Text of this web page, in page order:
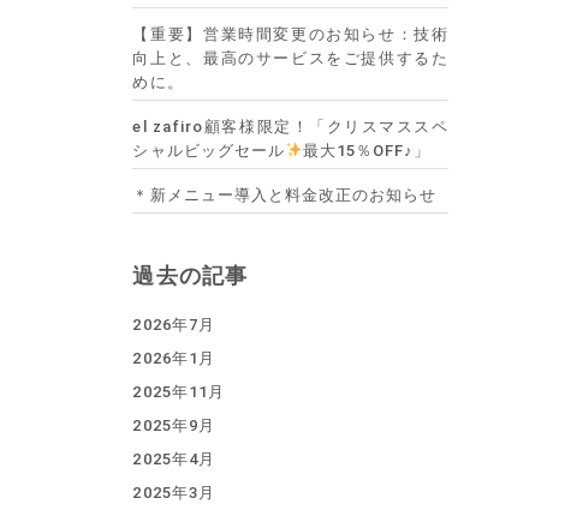
【重要】営業時間変更のお知らせ：技術
向上と、最高のサービスをご提供するた
めに。
el zafiro顧客様限定！「クリスマススペ
シャルビッグセール
最大15％OFF♪」
＊新メニュー導入と料金改正のお知らせ
過去の記事
2026年7月
2026年1月
2025年11月
2025年9月
2025年4月
2025年3月